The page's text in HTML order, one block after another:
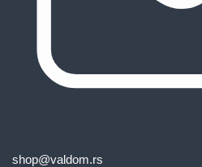
shop@valdom.rs